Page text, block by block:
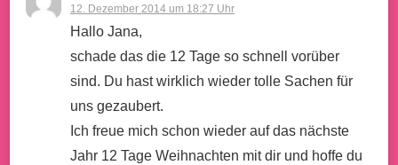
12. Dezember 2014 um 18:27 Uhr
Hallo Jana,
schade das die 12 Tage so schnell vorüber
sind. Du hast wirklich wieder tolle Sachen für
uns gezaubert.
Ich freue mich schon wieder auf das nächste
Jahr 12 Tage Weihnachten mit dir und hoffe du